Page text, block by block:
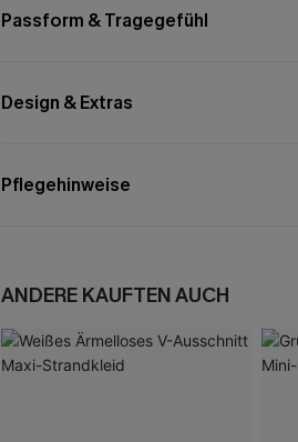
Passform & Tragegefühl
Design & Extras
Pflegehinweise
ANDERE KAUFTEN AUCH